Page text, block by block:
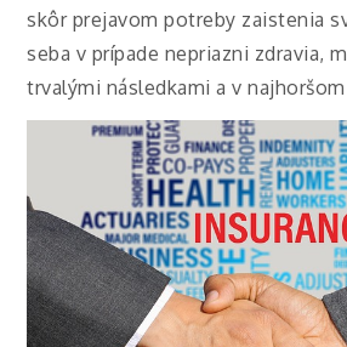
skôr prejavom potreby zaistenia
seba v prípade nepriazni zdravia,
trvalými následkami a v